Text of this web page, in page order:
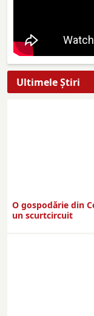
Ultimele Ştiri
O gospodărie din
un scurtcircuit